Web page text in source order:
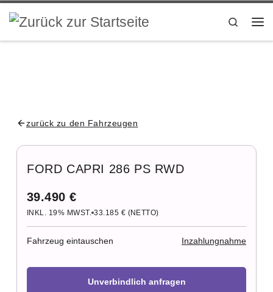
springenZum Inhalt springen Search
zurück zu den Fahrzeugen
FORD CAPRI 286 PS RWD
39.490 €
INKL. 19% MWST. 33.185 € (NETTO)
Fahrzeug eintauschen Inzahlungnahme
Unverbindlich anfragen